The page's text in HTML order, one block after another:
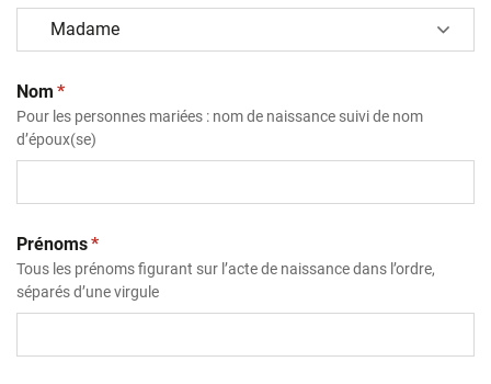
Nom (obligatoire)
*
Pour les personnes mariées : nom de naissance suivi de nom
d’époux(se)
Prénoms(obligatoire)
*
Tous les prénoms figurant sur l’acte de naissance dans l’ordre,
séparés d’une virgule